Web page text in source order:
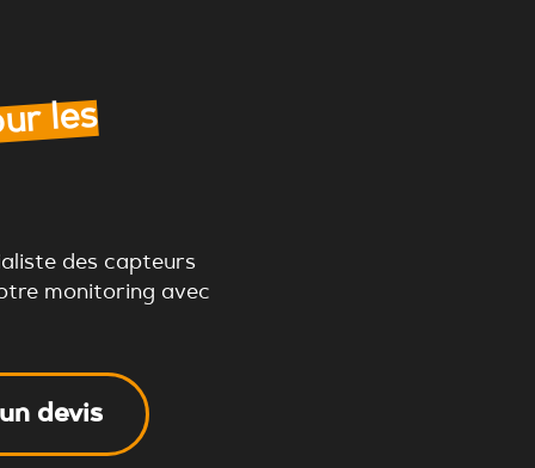
les
des capteurs
monitoring avec
devis